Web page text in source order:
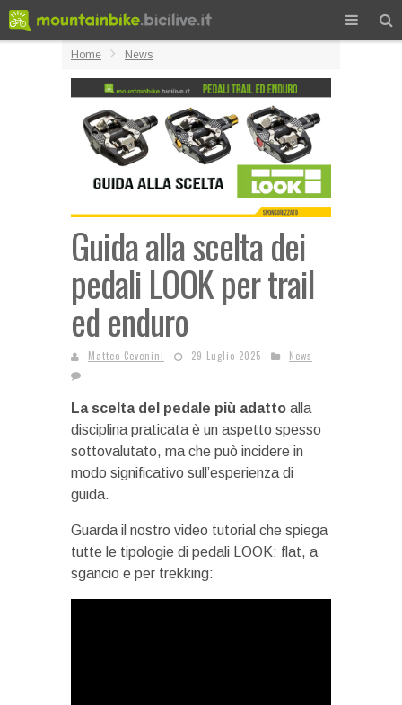
Home News
Guida alla scelta dei
pedali LOOK per trail
ed enduro
Matteo Cevenini 29 Luglio 2025 News
La scelta del pedale più adatto alla
disciplina praticata è un aspetto spesso
sottovalutato, ma che può incidere in
modo significativo sull’esperienza di
guida.
Guarda il nostro video tutorial che spiega
tutte le tipologie di pedali LOOK: flat, a
sgancio e per trekking: